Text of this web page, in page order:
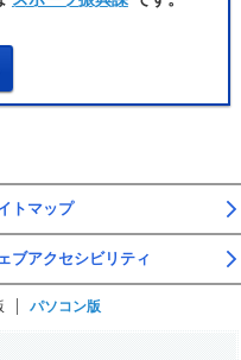
トマップ
ブアクセシビリティ
パソコン版